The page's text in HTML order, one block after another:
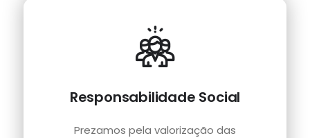
Responsabilidade Social
Prezamos pela valorização das